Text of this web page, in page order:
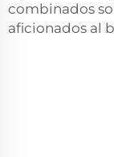
combinados
aficionados al